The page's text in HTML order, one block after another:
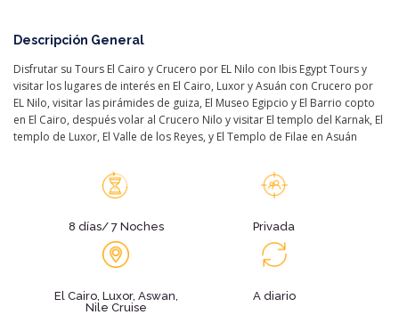
Descripción General
Disfrutar su Tours El Cairo y Crucero por EL Nilo con Ibis Egypt Tours y
visitar los lugares de interés en El Cairo, Luxor y Asuán con Crucero por
EL Nilo, visitar las pirámides de guiza, El Museo Egipcio y El Barrio copto
en El Cairo, después volar al Crucero Nilo y visitar El templo del Karnak, El
templo de Luxor, El Valle de los Reyes, y El Templo de Filae en Asuán
8 días/ 7 Noches Privada
El Cairo, Luxor, Aswan,
Nile Cruise
A diario